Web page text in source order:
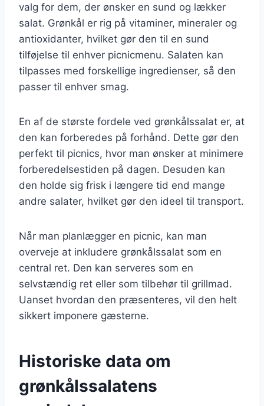
valg for dem, der ønsker en sund og lækker
salat. Grønkål er rig på vitaminer, mineraler og
antioxidanter, hvilket gør den til en sund
tilføjelse til enhver picnicmenu. Salaten kan
tilpasses med forskellige ingredienser, så den
passer til enhver smag.
En af de største fordele ved grønkålssalat er, at
den kan forberedes på forhånd. Dette gør den
perfekt til picnics, hvor man ønsker at minimere
forberedelsestiden på dagen. Desuden kan
den holde sig frisk i længere tid end mange
andre salater, hvilket gør den ideel til transport.
Når man planlægger en picnic, kan man
overveje at inkludere grønkålssalat som en
central ret. Den kan serveres som en
selvstændig ret eller som tilbehør til grillmad.
Uanset hvordan den præsenteres, vil den helt
sikkert imponere gæsterne.
Historiske data om
grønkålssalatens